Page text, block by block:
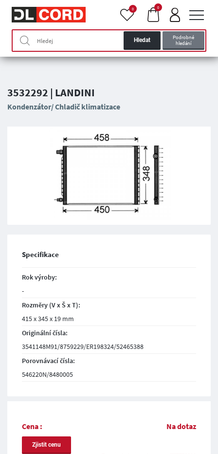
Hledat
Podrobné
hledání
0 0
3532292 | LANDINI
Kondenzátor/ Chladič klimatizace
Specifikace
Rok výroby:
-
Rozměry (V x Š x T):
415 x 345 x 19 mm
Originální čísla:
3541148M91/8759229/ER198324/52465388
Porovnávací čísla:
546220N/8480005
Cena : Na dotaz
Zjistit cenu